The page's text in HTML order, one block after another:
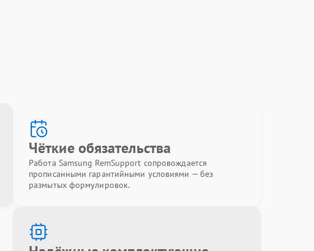
Чёткие обязательства
Работа Samsung RemSupport сопровождается
прописанными гарантийными условиями — без
размытых формулировок.